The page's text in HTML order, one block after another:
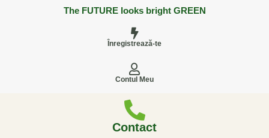
The FUTURE looks bright GREEN
Înregistrează-te
Contul Meu
Contact